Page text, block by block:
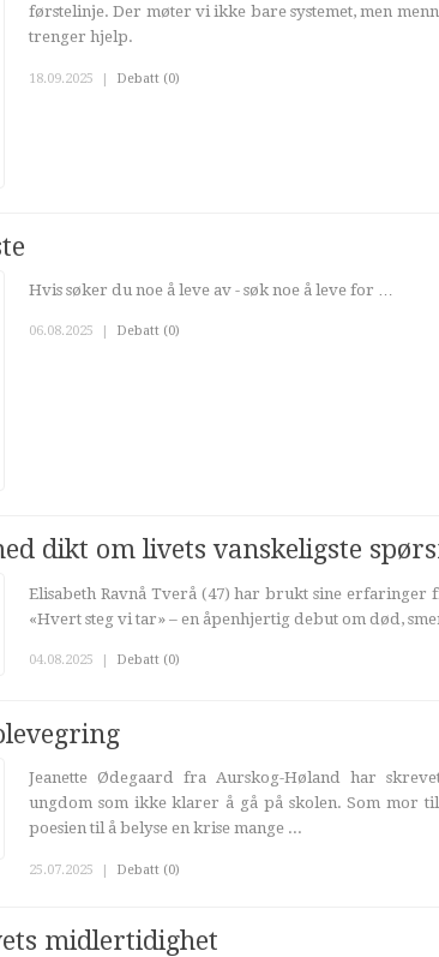
førstelinje. Der møter vi ikke bare systemet, men
trenger hjelp.
18.09.2025 | Debatt (0)
Hvis søker du noe å leve av - søk noe å leve for …
06.08.2025 Debatt (0)
dikt om livets vanskeligste
Elisabeth Ravnå Tverå (47) har brukt sine erfaringer
«Hvert steg vi tar» – en åpenhjertig debut om død,
04.08.2025 | Debatt (0)
Jeanette Ødegaard fra Aurskog-Høland har
ungdom som ikke klarer å gå på skolen. Som mor
poesien til å belyse en krise mange ...
25.07.2025 | Debatt (0)
midlertidighet